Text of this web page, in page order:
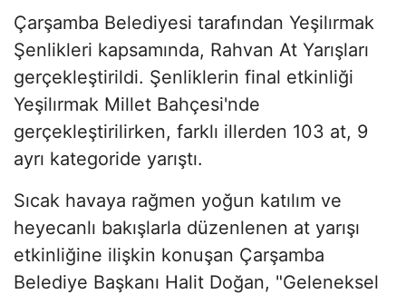
Çarşamba Belediyesi tarafından Yeşilırmak
Şenlikleri kapsamında, Rahvan At Yarışları
gerçekleştirildi. Şenliklerin final etkinliği
Yeşilırmak Millet Bahçesi'nde
gerçekleştirilirken, farklı illerden 103 at, 9
ayrı kategoride yarıştı.
Sıcak havaya rağmen yoğun katılım ve
heyecanlı bakışlarla düzenlenen at yarışı
etkinliğine ilişkin konuşan Çarşamba
Belediye Başkanı Halit Doğan, "Geleneksel